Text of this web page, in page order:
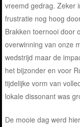
vreemd gedrag. Zeker
frustratie nog hoog
Brakken toernooi door
overwinning van onze
wedstrijd maar de
het bijzonder en voor
tijdelijke vorm van
lokale dissonant was
De mooie dag werd